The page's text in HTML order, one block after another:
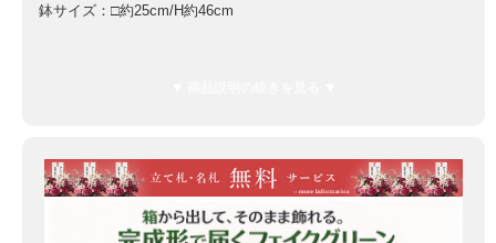
鉢サイズ：□約25cm/H約46cm